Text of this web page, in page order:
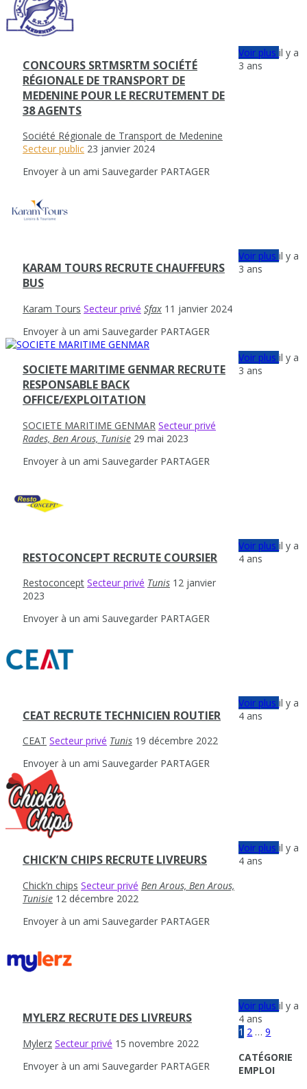
CONCOURS SRTMSRTM SOCIÉTÉ
RÉGIONALE DE TRANSPORT DE
MEDENINE POUR LE RECRUTEMENT DE
38 AGENTS
Société Régionale de Transport de Medenine
Secteur public 23 janvier 2024
Envoyer à un ami Sauvegarder PARTAGER
Voir plusil y a
3 ans
KARAM TOURS RECRUTE CHAUFFEURS
BUS
Karam Tours Secteur privé Sfax 11 janvier 2024
Envoyer à un ami Sauvegarder PARTAGER
Voir plusil y a
3 ans
SOCIETE MARITIME GENMAR RECRUTE
RESPONSABLE BACK
OFFICE/EXPLOITATION
SOCIETE MARITIME GENMAR Secteur privé
Rades, Ben Arous, Tunisie 29 mai 2023
Envoyer à un ami Sauvegarder PARTAGER
Voir plusil y a
3 ans
RESTOCONCEPT RECRUTE COURSIER
Restoconcept Secteur privé Tunis 12 janvier
2023
Envoyer à un ami Sauvegarder PARTAGER
Voir plusil y a
4 ans
CEAT RECRUTE TECHNICIEN ROUTIER
CEAT Secteur privé Tunis 19 décembre 2022
Envoyer à un ami Sauvegarder PARTAGER
Voir plusil y a
4 ans
CHICK’N CHIPS RECRUTE LIVREURS
Chick’n chips Secteur privé Ben Arous, Ben Arous,
Tunisie 12 décembre 2022
Envoyer à un ami Sauvegarder PARTAGER
Voir plusil y a
4 ans
MYLERZ RECRUTE DES LIVREURS
Mylerz Secteur privé 15 novembre 2022
Envoyer à un ami Sauvegarder PARTAGER
Voir plusil y a
4 ans
1 2 … 9
CATÉGORIE
EMPLOI